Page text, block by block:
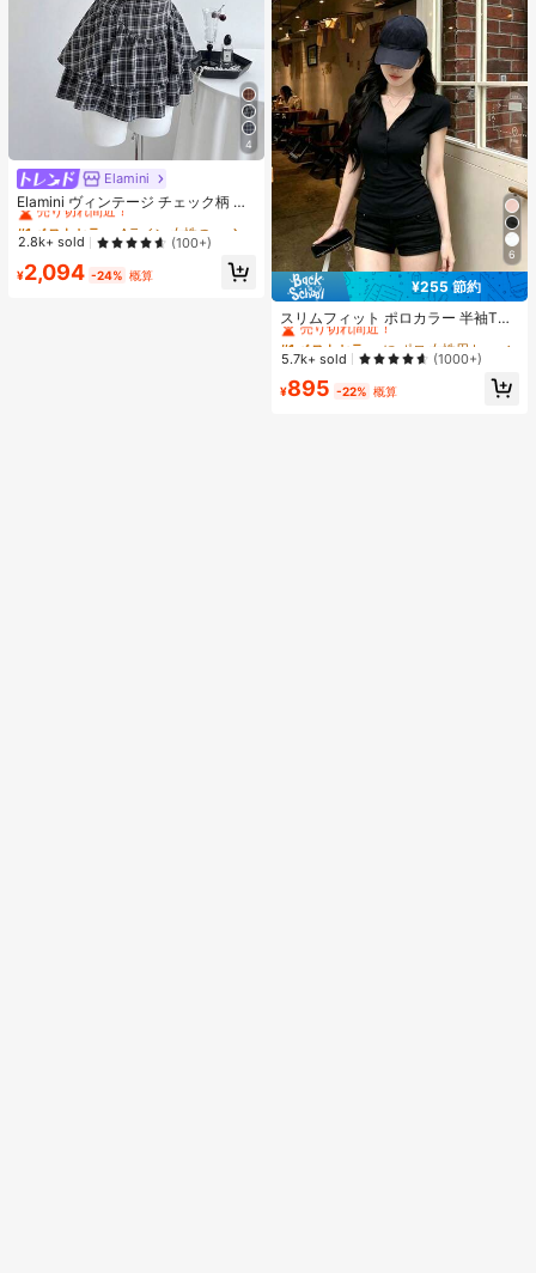
4
Elamini
Elamini ヴィンテージ チェック柄 レ
ース パッチワーク セクシー ホルタ
ーネック ノースリーブ 春夏新作 ウ
エストシェイプ スリム見え ティアー
ドドレス ホットガールスタイル 織り
生地 レディースワンピース
#1 ベストセラー
売り切れ間近！
#1 ベストセラー
売り切れ間近！
#1 ベストセラー
売り切れ間近！
#1 ベストセラー
売り切れ間近！
2.8k+ sold (100+)
¥2,094 -24% 概算
6
¥255 節約
スリムフィット ポロカラー 半袖Tシ
ャツ レディース、ウエストシェイ
プ、エレガント&スリミング カジュ
アル ブラック、オフィスサイレン サ
マー
#1 ベストセラー
に ポロ 女性用トップス、ブラウス、Tシャツ
売り切れ間近！
#1 ベストセラー
売り切れ間近！
#1 ベストセラー
売り切れ間近！
#1 ベストセラー
に ポロ 女性用トップス、ブラウス、Tシャツ
売り切れ間近！
5.7k+ sold (1000+)
¥895 -22% 概算